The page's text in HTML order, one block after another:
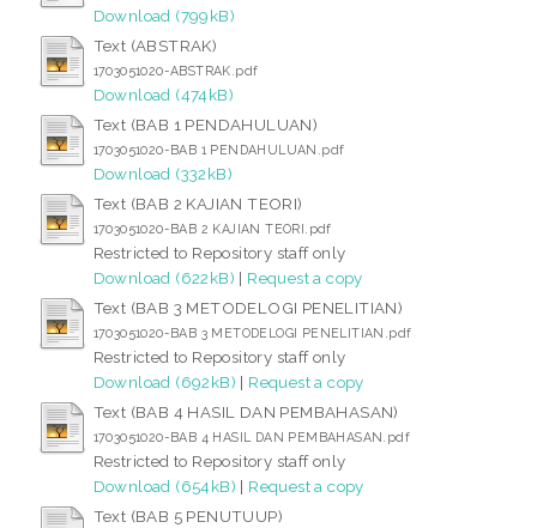
Download (799kB)
Text (ABSTRAK)
1703051020-ABSTRAK.pdf
Download (474kB)
Text (BAB 1 PENDAHULUAN)
1703051020-BAB 1 PENDAHULUAN.pdf
Download (332kB)
Text (BAB 2 KAJIAN TEORI)
1703051020-BAB 2 KAJIAN TEORI.pdf
Restricted to Repository staff only
Download (622kB) | Request a copy
Text (BAB 3 METODELOGI PENELITIAN)
1703051020-BAB 3 METODELOGI PENELITIAN.pdf
Restricted to Repository staff only
Download (692kB) | Request a copy
Text (BAB 4 HASIL DAN PEMBAHASAN)
1703051020-BAB 4 HASIL DAN PEMBAHASAN.pdf
Restricted to Repository staff only
Download (654kB) | Request a copy
Text (BAB 5 PENUTUUP)